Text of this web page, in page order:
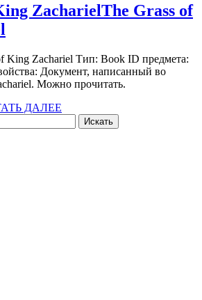
ZacharielThe Grass of
King Zachariel Тип: Book ID предмета:
Документ, написанный во
Можно прочитать.
ДАЛЕЕ